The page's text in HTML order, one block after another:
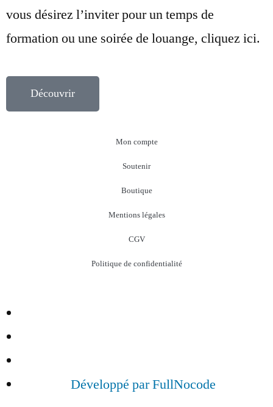
vous désirez l’inviter pour un temps de
formation ou une soirée de louange, cliquez ici.
Découvrir
Mon compte
Soutenir
Boutique
Mentions légales
CGV
Politique de confidentialité
Développé par FullNocode